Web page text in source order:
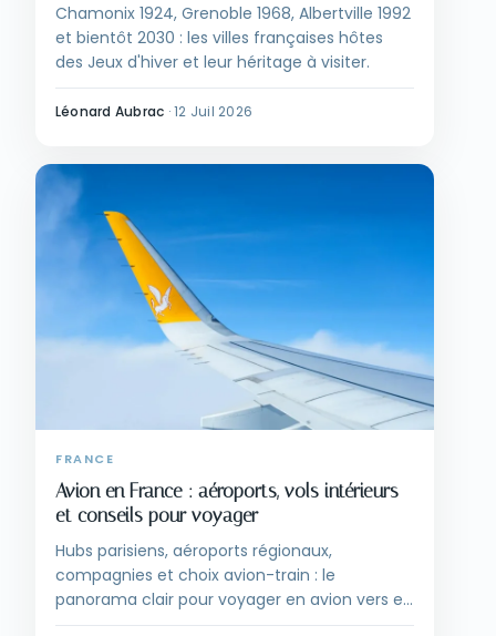
Chamonix 1924, Grenoble 1968, Albertville 1992
et bientôt 2030 : les villes françaises hôtes
des Jeux d'hiver et leur héritage à visiter.
Léonard Aubrac ·12 Juil 2026
FRANCE
Avion en France : aéroports, vols intérieurs
et conseils pour voyager
Hubs parisiens, aéroports régionaux,
compagnies et choix avion-train : le
panorama clair pour voyager en avion vers et
dans la France.